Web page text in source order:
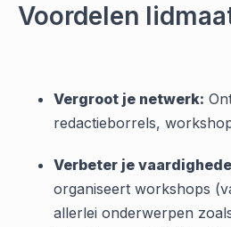
Voordelen
Vergroot je netwerk:
redactieborrels,
Verbeter je
organiseert workshops
allerlei onderwerpen